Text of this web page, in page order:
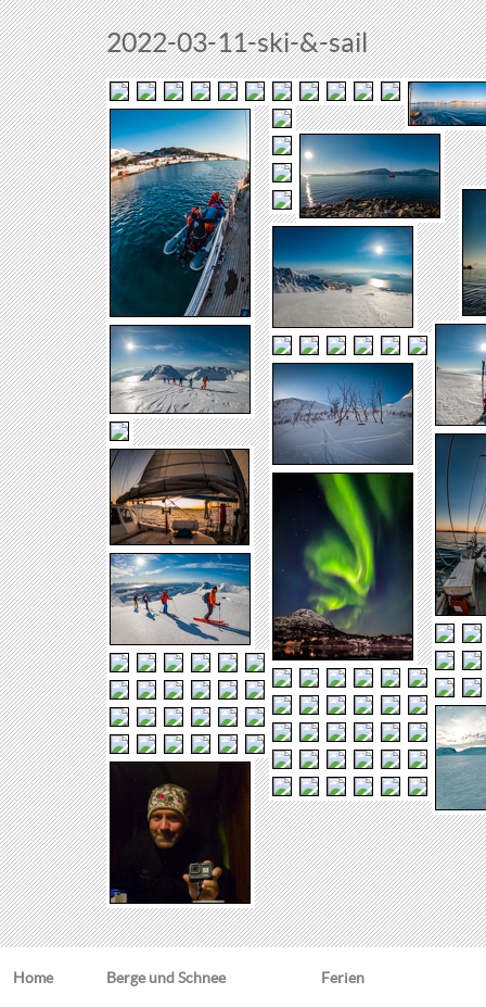
2022-03-11-ski-&-sail
Home Berge und Schnee Ferien